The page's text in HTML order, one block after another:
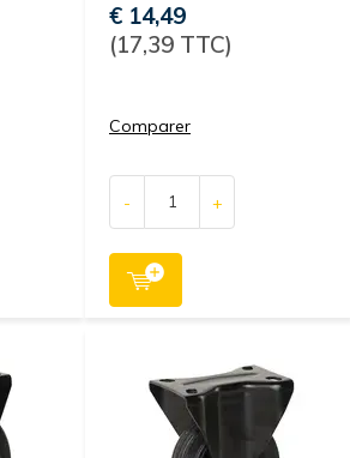
€ 14,49
(17,39 TTC)
Comparer
- +